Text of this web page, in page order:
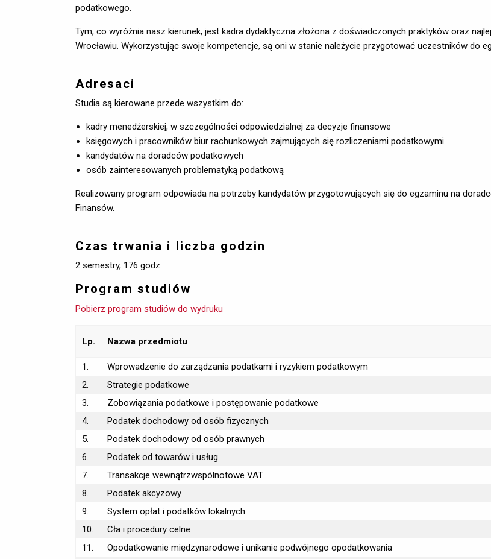
podatkowego.
Tym, co wyróżnia nasz kierunek, jest kadra dydaktyczna złożona z doświadczonych praktyków oraz
Wrocławiu. Wykorzystując swoje kompetencje, są oni w stanie należycie przygotować uczestników do
Adresaci
Studia są kierowane przede wszystkim do:
kadry menedżerskiej, w szczególności odpowiedzialnej za decyzje finansowe
księgowych i pracowników biur rachunkowych zajmujących się rozliczeniami podatkowymi
kandydatów na doradców podatkowych
osób zainteresowanych problematyką podatkową
Realizowany program odpowiada na potrzeby kandydatów przygotowujących się do egzaminu na
Finansów.
Czas trwania i liczba godzin
2 semestry, 176 godz.
Program studiów
Pobierz program studiów do wydruku
Lp. Nazwa przedmiotu
1.
Wprowadzenie do zarządzania podatkami i ryzykiem podatkowym
2.
Strategie podatkowe
3.
Zobowiązania podatkowe i postępowanie podatkowe
4.
Podatek dochodowy od osób fizycznych
5.
Podatek dochodowy od osób prawnych
6.
Podatek od towarów i usług
7.
Transakcje wewnątrzwspólnotowe VAT
8.
Podatek akcyzowy
9.
System opłat i podatków lokalnych
10.
Cła i procedury celne
11.
Opodatkowanie międzynarodowe i unikanie podwójnego opodatkowania